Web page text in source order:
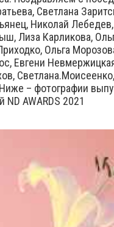
Светлана
Николай
Лиза Карликова,
Ольга
Евгени
– фотографии
ND AWARDS 2021